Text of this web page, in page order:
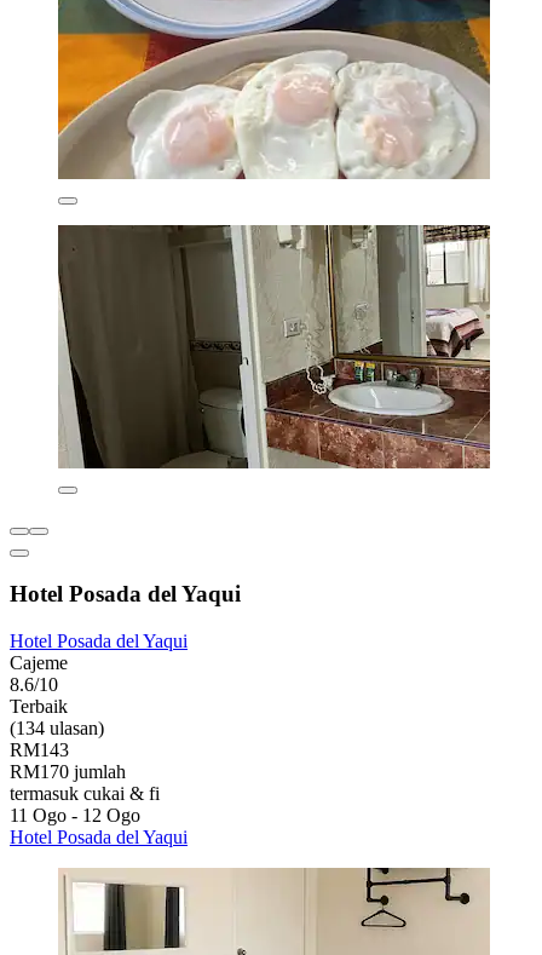
Hotel Posada del Yaqui
Hotel Posada del Yaqui
Cajeme
8.6/10
Terbaik
(134 ulasan)
RM143
RM170 jumlah
termasuk cukai & fi
11 Ogo - 12 Ogo
Hotel Posada del Yaqui